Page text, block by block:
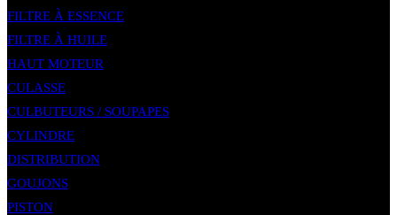
FILTRE À ESSENCE
FILTRE À HUILE
HAUT MOTEUR
CULASSE
CULBUTEURS / SOUPAPES
CYLINDRE
DISTRIBUTION
GOUJONS
PISTON